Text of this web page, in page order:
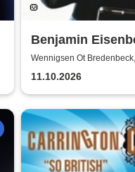
Benjamin
Offensive
Wennigsen Ot
11.10.2026